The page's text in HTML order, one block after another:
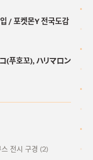
(푸호꼬), ハリマロン
/ 포켓몬Y 전국도감
전시 구경 (2)